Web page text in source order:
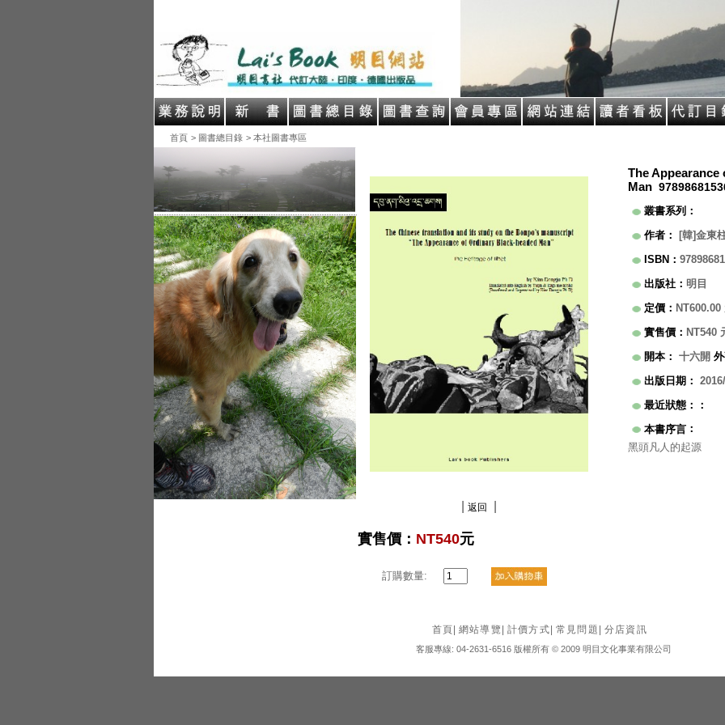
首頁 > 圖書總目錄 > 本社圖書專區
返回
實售價： NT540元
訂購數量:
The
Man
叢書系列 ：
作者 ：
[韓]金東
ISBN ：
出版社 ： 明目
定價 ： NT600.00
實售價 ： NT540
開本 ： 十六開
出版日期 ：
最近狀態：
：
本書序言 ：
黑頭凡人的起源
首頁 網站導覽 計價方式 常見問題 分店資訊
客服專線: 04-2631-6516 版權所有 © 2009 明目文化事業有限公司